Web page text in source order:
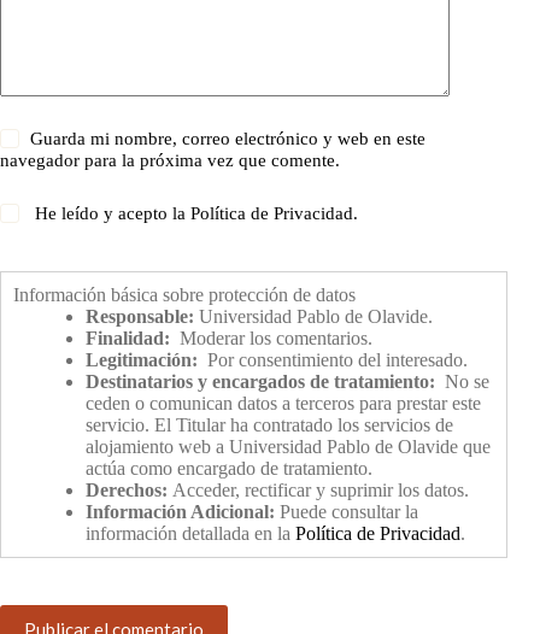
Guarda mi nombre, correo electrónico y web en este
navegador para la próxima vez que comente.
He leído y acepto laPolítica de Privacidad.
Información básica sobre protección de datos
Responsable: Universidad Pablo de Olavide.
Finalidad: Moderar los comentarios.
Legitimación: Por consentimiento del interesado.
Destinatarios y encargados de tratamiento: No se
ceden o comunican datos a terceros para prestar este
servicio. El Titular ha contratado los servicios de
alojamiento web a Universidad Pablo de Olavide que
actúa como encargado de tratamiento.
Derechos: Acceder, rectificar y suprimir los datos.
Información Adicional: Puede consultar la
información detallada en la Política de Privacidad.
Publicar el comentario